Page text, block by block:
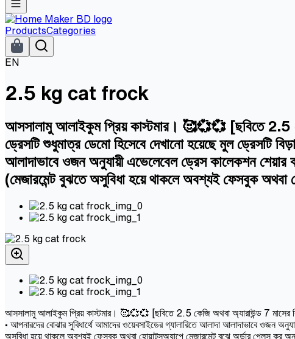
ProductsCategories
EN
2.5 kg cat frock
আসসালামু আলাইকুম প্রিয় কাস্টমার। 🥰💞💞 [ছবিতে 2.5
ড্রেসটি শুধুমাত্র ডেমো হিসেবে দেখানো হয়েছে মুল ড্রেসটি
আলাদাভাবে ওজন অনুযায়ী এভেলেবেল ড্রেস কালেকশন
(মেজারমেন্ট বুঝতে অসুবিধা হয়ে থাকলে অবশ্যই ফেসবুক
আসসালামু আলাইকুম প্রিয় কাস্টমার। 🥰💞💞 [ছবিতে 2.5 কেজি অথবা অ্যারাউন্ড 7 মাসের
• আপনারদের বোঝার সুবিধার্থে আমাদের ওয়েবসাইডের গ্যালারিতে আলাদা আলাদাভাবে ওজন
অসুবিধা হয়ে থাকলে অবশ্যই ফেসবুক অথবা হোয়াটসঅ্যাপে মেজারমেন্ট বুঝে অর্ডার প্লেস কর